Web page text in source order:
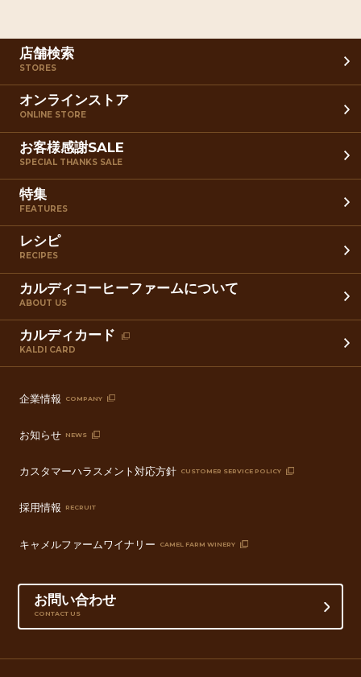
店舗検索
STORES
オンラインストア
ONLINE STORE
お客様感謝SALE
SPECIAL THANKS SALE
特集
FEATURES
レシピ
RECIPES
カルディコーヒーファームについて
ABOUT US
カルディカード
KALDI CARD
企業情報 COMPANY
お知らせ NEWS
カスタマーハラスメント対応方針 CUSTOMER SERVICE POLICY
採用情報 RECRUIT
キャメルファームワイナリー CAMEL FARM WINERY
お問い合わせ
CONTACT US